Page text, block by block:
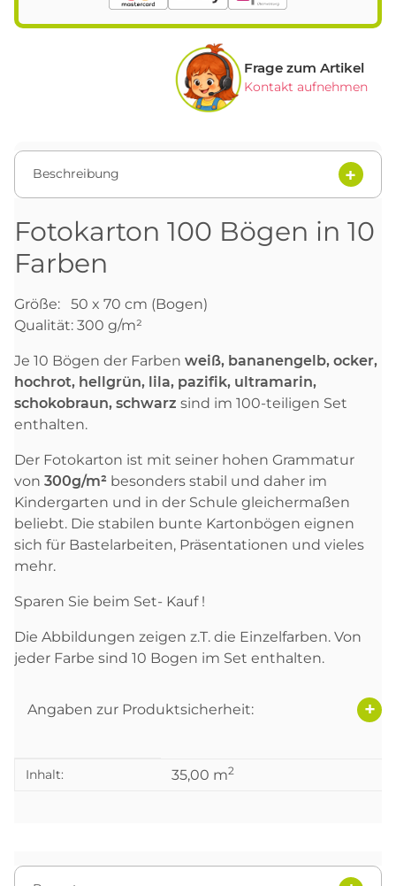
Frage zum Artikel
Kontakt aufnehmen
Beschreibung
Fotokarton 100 Bögen in 10
Farben
Größe: 50 x 70 cm (Bogen)
Qualität: 300 g/m²
Je 10 Bögen der Farben weiß, bananengelb, ocker,
hochrot, hellgrün, lila, pazifik, ultramarin,
schokobraun, schwarz sind im 100-teiligen Set
enthalten.
Der Fotokarton ist mit seiner hohen Grammatur
von 300g/m² besonders stabil und daher im
Kindergarten und in der Schule gleichermaßen
beliebt. Die stabilen bunte Kartonbögen eignen
sich für Bastelarbeiten, Präsentationen und vieles
mehr.
Sparen Sie beim Set- Kauf !
Die Abbildungen zeigen z.T. die Einzelfarben. Von
jeder Farbe sind 10 Bogen im Set enthalten.
Angaben zur Produktsicherheit:
Produkteigenschaft
Wert
Inhalt: 35,00 m2